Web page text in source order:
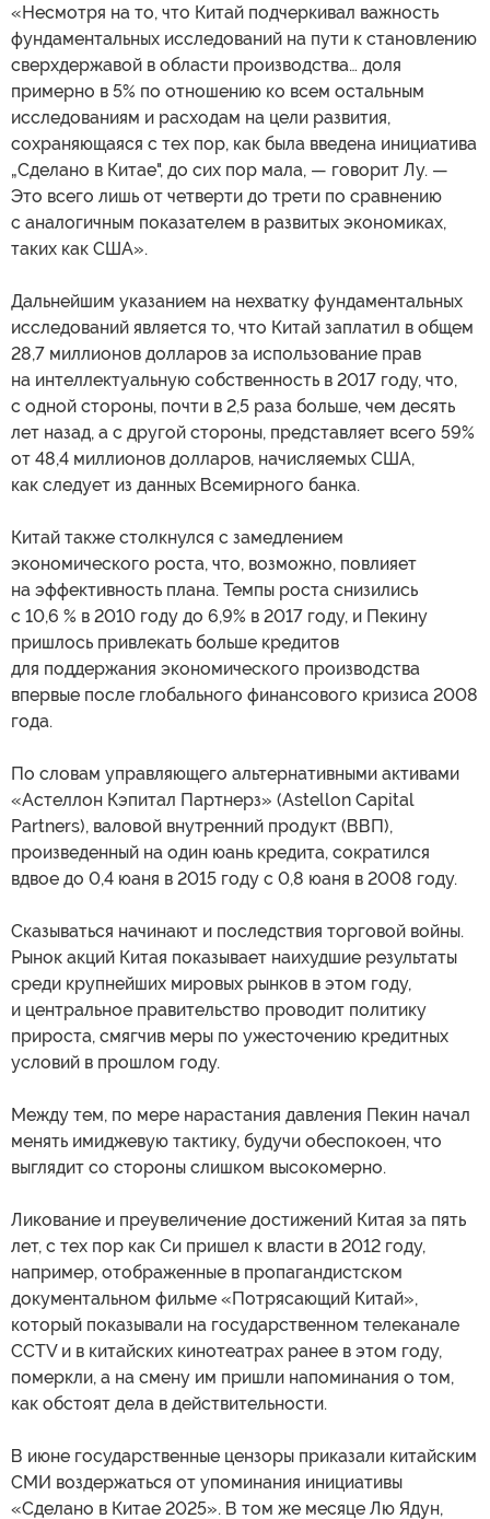
«Несмотря на то, что Китай подчеркивал важность
фундаментальных исследований на пути к становлению
сверхдержавой в области производства… доля
примерно в 5% по отношению ко всем остальным
исследованиям и расходам на цели развития,
сохраняющаяся с тех пор, как была введена инициатива
„Сделано в Китае", до сих пор мала, — говорит Лу. —
Это всего лишь от четверти до трети по сравнению
с аналогичным показателем в развитых экономиках,
таких как США».
Дальнейшим указанием на нехватку фундаментальных
исследований является то, что Китай заплатил в общем
28,7 миллионов долларов за использование прав
на интеллектуальную собственность в 2017 году, что,
с одной стороны, почти в 2,5 раза больше, чем десять
лет назад, а с другой стороны, представляет всего 59%
от 48,4 миллионов долларов, начисляемых США,
как следует из данных Всемирного банка.
Китай также столкнулся с замедлением
экономического роста, что, возможно, повлияет
на эффективность плана. Темпы роста снизились
с 10,6 % в 2010 году до 6,9% в 2017 году, и Пекину
пришлось привлекать больше кредитов
для поддержания экономического производства
впервые после глобального финансового кризиса 2008
года.
По словам управляющего альтернативными активами
«Астеллон Кэпитал Партнерз» (Astellon Capital
Partners), валовой внутренний продукт (ВВП),
произведенный на один юань кредита, сократился
вдвое до 0,4 юаня в 2015 году с 0,8 юаня в 2008 году.
Сказываться начинают и последствия торговой войны.
Рынок акций Китая показывает наихудшие результаты
среди крупнейших мировых рынков в этом году,
и центральное правительство проводит политику
прироста, смягчив меры по ужесточению кредитных
условий в прошлом году.
Между тем, по мере нарастания давления Пекин начал
менять имиджевую тактику, будучи обеспокоен, что
выглядит со стороны слишком высокомерно.
Ликование и преувеличение достижений Китая за пять
лет, с тех пор как Си пришел к власти в 2012 году,
например, отображенные в пропагандистском
документальном фильме «Потрясающий Китай»,
который показывали на государственном телеканале
CCTV и в китайских кинотеатрах ранее в этом году,
померкли, а на смену им пришли напоминания о том,
как обстоят дела в действительности.
В июне государственные цензоры приказали китайским
СМИ воздержаться от упоминания инициативы
«Сделано в Китае 2025». В том же месяце Лю Ядун,